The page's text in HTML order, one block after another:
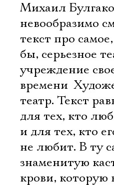
Михаил
невообразимо
текст про
бы, серьезное
учреждение
времени 
театр. Текст
для тех, кто
и для тех, кто
не любит. В ту
знаменитую
крови,